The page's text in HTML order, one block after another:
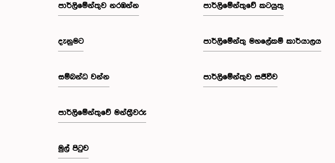
පාර්ලි‌මේන්තුව නරඹන්න
දැනුමට
සම්බන්ධ වන්න
පාර්ලි‌මේන්තුවේ මන්ත්‍රීවරු
මුල් පිටුව
පාර්ලිමේන්තුවේ කටයුතු
පාර්ලිමේන්තු මහලේකම් කාර්යාලය
පාර්ලිමේන්තුව සජීවීව